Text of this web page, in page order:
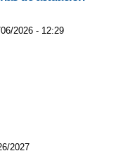
2026 - 12:29
2027